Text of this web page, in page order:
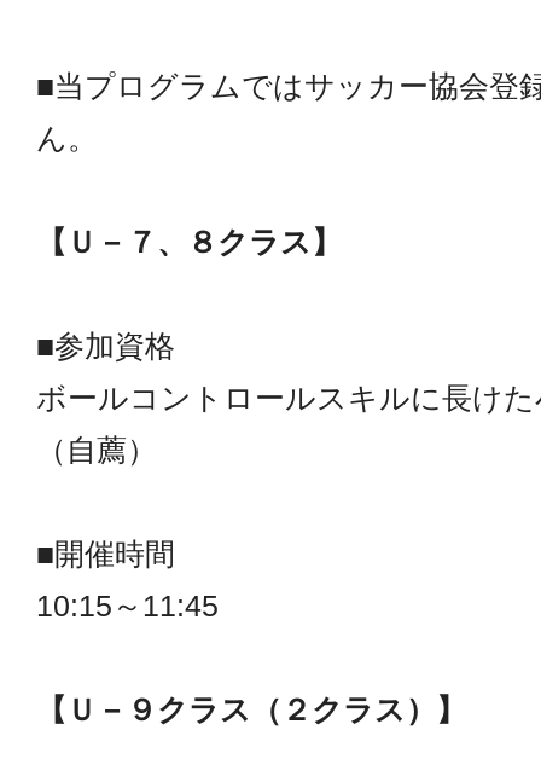
■当プログラムではサッカー協会登
ん。
【Ｕ－７、８クラス】
■参加資格
ボールコントロールスキルに長け
（自薦）
■開催時間
10:15～11:45
【Ｕ－９クラス（２クラス）】